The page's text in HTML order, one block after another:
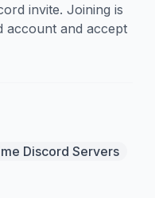
invite. Joining is
and accept
Discord Servers